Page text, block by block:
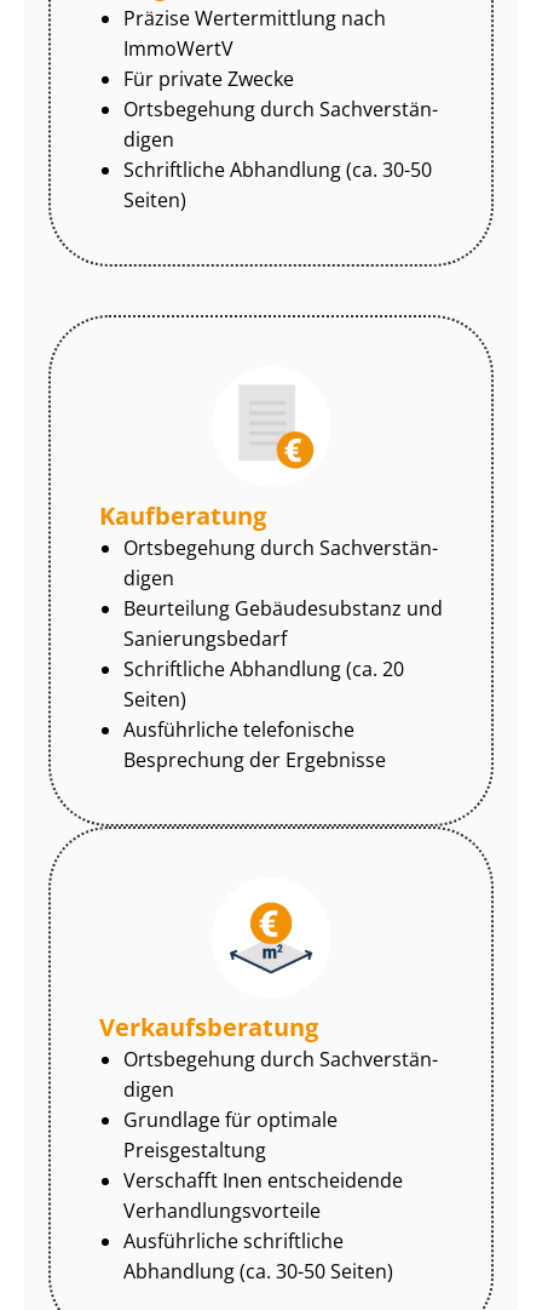
Präzise Wertermittlung nach
ImmoWertV
Für private Zwecke
Ortsbegehung durch Sach­ver­stän­
di­gen
Schriftliche Abhandlung (ca. 30-50
Seiten)
Kaufberatung
Ortsbegehung durch Sach­ver­stän­
di­gen
Beurteilung Gebäudesubstanz und
Sa­nie­rungs­be­darf
Schriftliche Abhandlung (ca. 20
Seiten)
Ausführliche telefonische
Besprechung der Ergebnisse
Ver­kaufs­be­ra­tung
Ortsbegehung durch Sach­ver­stän­
di­gen
Grundlage für optimale
Preisgestaltung
Verschafft Inen entscheidende
Ver­hand­lungs­vor­tei­le
Ausführliche schriftliche
Abhandlung (ca. 30-50 Seiten)